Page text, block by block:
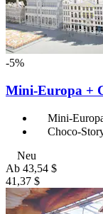
-5%
Mini-Europa +
Mini-
Choco-
Neu
Ab 43,54 $
41,37 $